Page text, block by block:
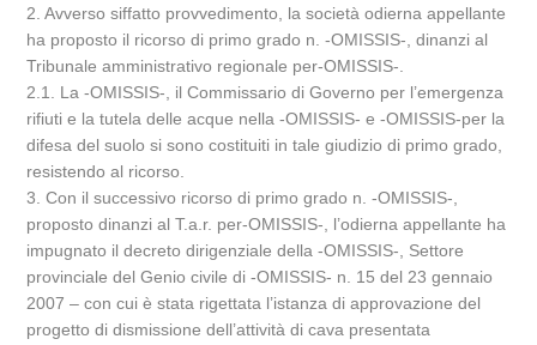
2. Avverso siffatto provvedimento, la società odierna appellante
ha proposto il ricorso di primo grado n. -OMISSIS-, dinanzi al
Tribunale amministrativo regionale per-OMISSIS-.
2.1. La -OMISSIS-, il Commissario di Governo per l’emergenza
rifiuti e la tutela delle acque nella -OMISSIS- e -OMISSIS-per la
difesa del suolo si sono costituiti in tale giudizio di primo grado,
resistendo al ricorso.
3. Con il successivo ricorso di primo grado n. -OMISSIS-,
proposto dinanzi al T.a.r. per-OMISSIS-, l’odierna appellante ha
impugnato il decreto dirigenziale della -OMISSIS-, Settore
provinciale del Genio civile di -OMISSIS- n. 15 del 23 gennaio
2007 – con cui è stata rigettata l’istanza di approvazione del
progetto di dismissione dell’attività di cava presentata